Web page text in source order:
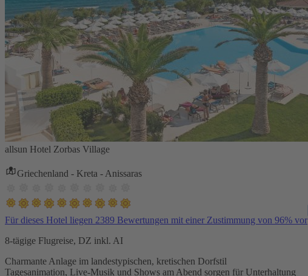
allsun Hotel Zorbas Village
Griechenland - Kreta - Anissaras
Für dieses Hotel liegen 2389 Bewertungen mit einer Zustimmung von 96% vor
8-tägige Flugreise, DZ inkl. AI
Charmante Anlage im landestypischen, kretischen Dorfstil
Tagesanimation, Live-Musik und Shows am Abend sorgen für Unterhaltung